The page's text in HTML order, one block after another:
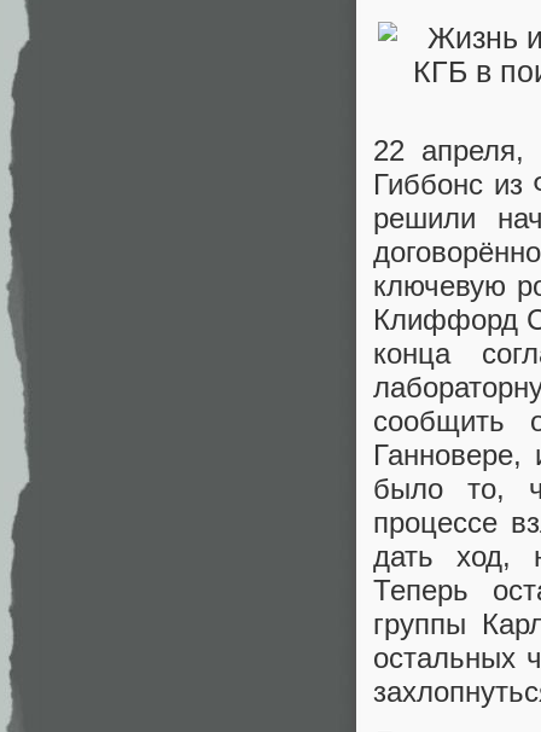
22 апреля,
Гиббонс из
решили
ключевую
Клиффорд
конца
сообщить
было то,
процессе
дать ход,
Теперь
группы
остальных